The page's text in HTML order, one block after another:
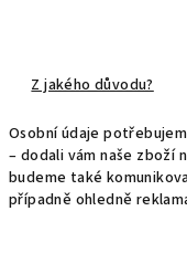
Z jakého důvodu?
Osobní údaje
– dodali vám naše zboží
budeme také
případně ohledně